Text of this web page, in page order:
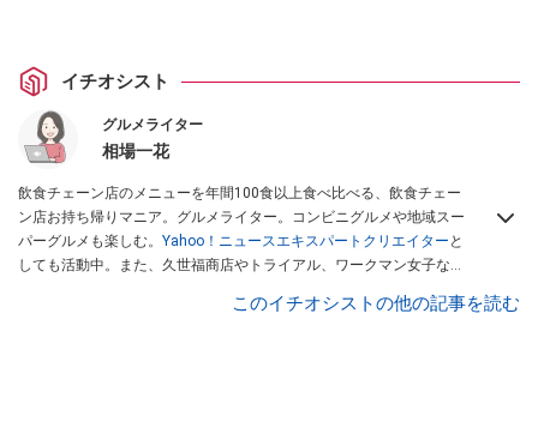
イチオシスト
グルメライター
相場一花
飲食チェーン店のメニューを年間100食以上食べ比べる、飲食チェー
ン店お持ち帰りマニア。グルメライター。コンビニグルメや地域スー
パーグルメも楽しむ。 Yahoo！ニュースエキスパートクリエイター と
しても活動中。また、久世福商店やトライアル、ワークマン女子など
、集英社「週刊プレイボーイ」、宝島
このイチオシストの他の記事を読む